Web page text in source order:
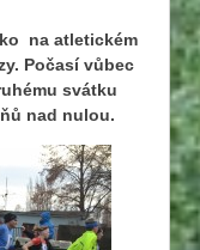
na atletickém
Počasí vůbec
svátku
nad nulou.